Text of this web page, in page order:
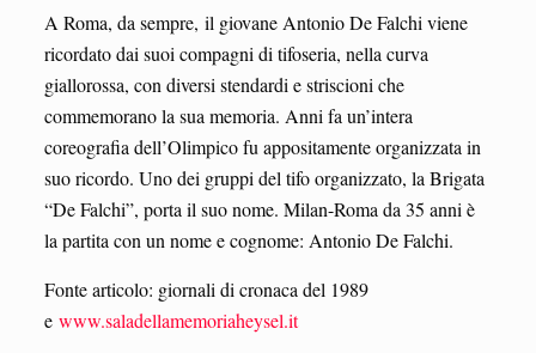
A Roma, da sempre, il giovane Antonio De Falchi viene
ricordato dai suoi compagni di tifoseria, nella curva
giallorossa, con diversi stendardi e striscioni che
commemorano la sua memoria. Anni fa un’intera
coreografia dell’Olimpico fu appositamente organizzata in
suo ricordo. Uno dei gruppi del tifo organizzato, la Brigata
“De Falchi”, porta il suo nome. Milan-Roma da 35 anni è
la partita con un nome e cognome: Antonio De Falchi.
Fonte articolo: giornali di cronaca del 1989
e www.saladellamemoriaheysel.it